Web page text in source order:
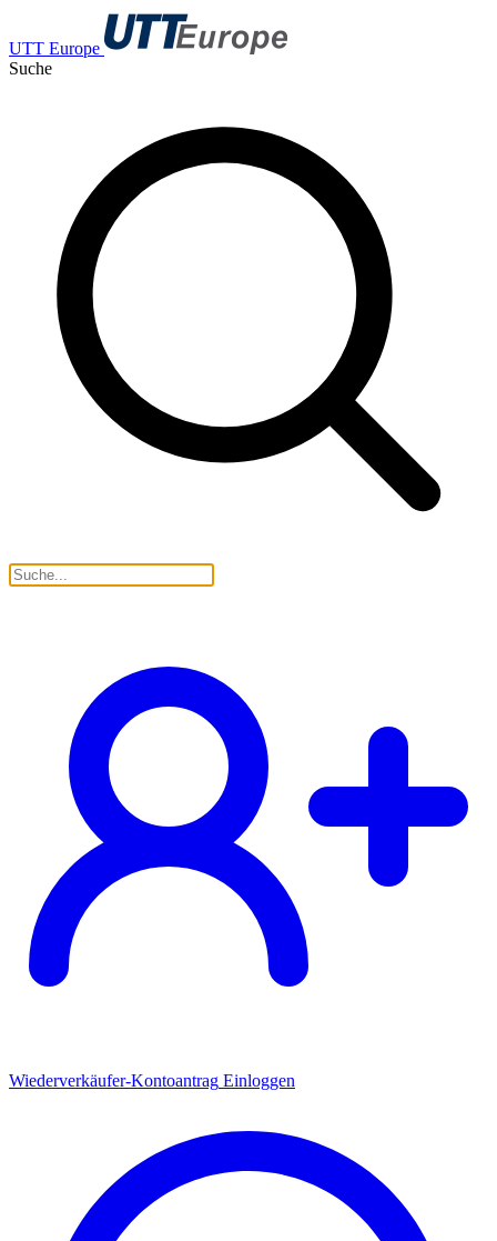
UTT Europe
Suche
Wiederverkäufer-Kontoantrag Einloggen